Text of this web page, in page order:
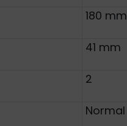
180 mm
41 mm
2
Normal